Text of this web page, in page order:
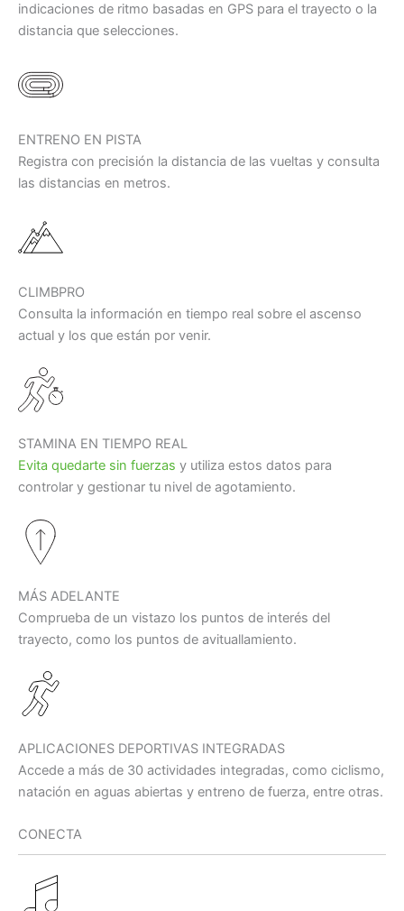
indicaciones de ritmo basadas en GPS para el trayecto o la
distancia que selecciones.
ENTRENO EN PISTA
Registra con precisión la distancia de las vueltas y consulta
las distancias en metros.
CLIMBPRO
Consulta la información en tiempo real sobre el ascenso
actual y los que están por venir.
STAMINA EN TIEMPO REAL
Evita quedarte sin fuerzas y utiliza estos datos para
controlar y gestionar tu nivel de agotamiento.
MÁS ADELANTE
Comprueba de un vistazo los puntos de interés del
trayecto, como los puntos de avituallamiento.
APLICACIONES DEPORTIVAS INTEGRADAS
Accede a más de 30 actividades integradas, como ciclismo,
natación en aguas abiertas y entreno de fuerza, entre otras.
CONECTA